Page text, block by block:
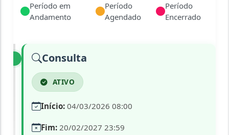
Período em
Andamento
Período
Agendado
Período
Encerrado
Consulta
ATIVO
Início: 04/03/2026 08:00
Fim: 20/02/2027 23:59